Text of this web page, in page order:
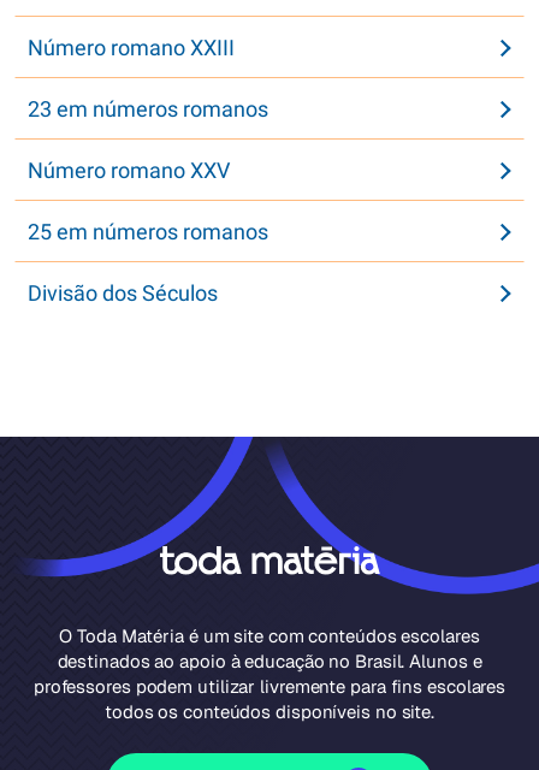
Número romano XXIII
23 em números romanos
Número romano XXV
25 em números romanos
Divisão dos Séculos
O Toda Matéria é um site com conteúdos escolares
destinados ao apoio à educação no Brasil. Alunos e
professores podem utilizar livremente para fins escolares
todos os conteúdos disponíveis no site.